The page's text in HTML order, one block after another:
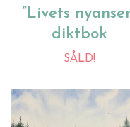
”Livets
diktbok
SÅLD!